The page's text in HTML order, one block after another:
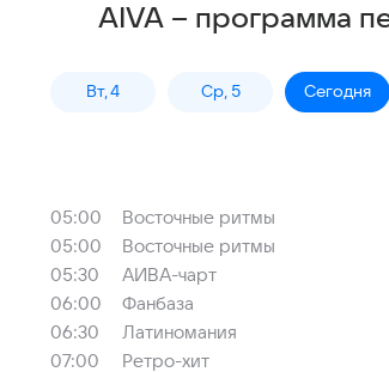
AIVA – программа
Вт, 4 Ср, 5 Сегодня
05:00
Восточные ритмы
05:00
Восточные ритмы
05:30
АИВА-чарт
06:00
Фанбаза
06:30
Латиномания
07:00
Ретро-хит